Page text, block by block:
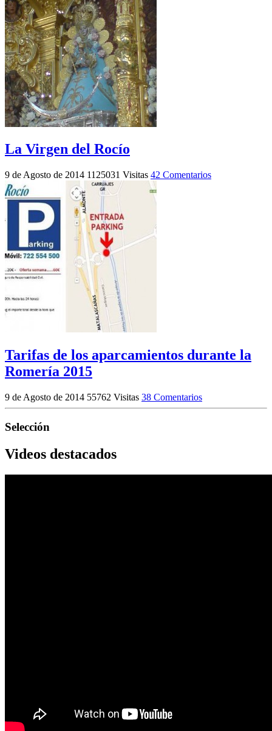
La Virgen del Rocío
9 de Agosto de 2014 1125031 Visitas 42 Comentarios
Tarifas de los aparcamientos durante la
Romería 2015
9 de Agosto de 2014 55762 Visitas 38 Comentarios
Selección
Videos destacados